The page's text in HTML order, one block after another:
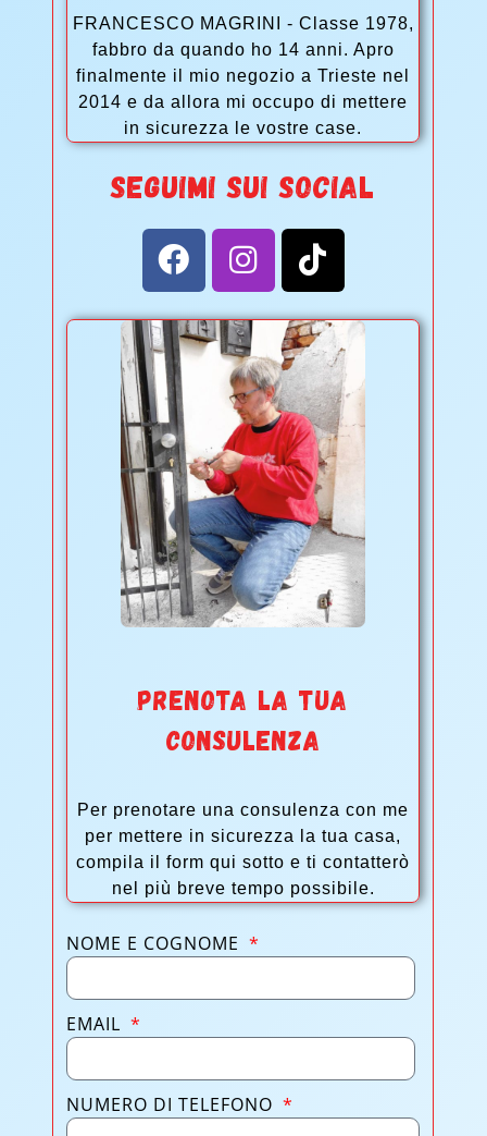
FRANCESCO MAGRINI - Classe 1978,
fabbro da quando ho 14 anni. Apro
finalmente il mio negozio a Trieste nel
2014 e da allora mi occupo di mettere
in sicurezza le vostre case.
SEGUIMI SUI SOCIAL
PRENOTA LA TUA
CONSULENZA
Per prenotare una consulenza con me
per mettere in sicurezza la tua casa,
compila il form qui sotto e ti contatterò
nel più breve tempo possibile.
NOME E COGNOME
EMAIL
NUMERO DI TELEFONO